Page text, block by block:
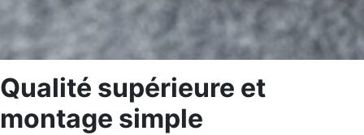
Qualité supérieure et
montage simple